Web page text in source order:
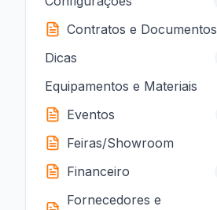
Contratos e Documentos
Dicas
Equipamentos e Materiais
Eventos
Feiras/Showroom
Financeiro
Fornecedores e